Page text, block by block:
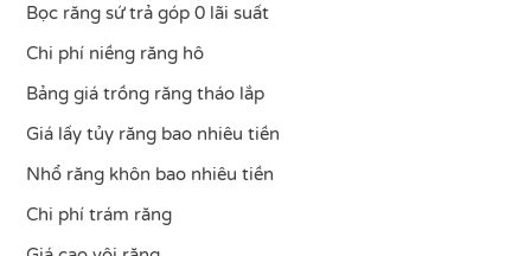
Bọc răng sứ trả góp 0 lãi suất
Chi phí niềng răng hô
Bảng giá trồng răng tháo lắp
Giá lấy tủy răng bao nhiêu tiền
Nhổ răng khôn bao nhiêu tiền
Chi phí trám răng